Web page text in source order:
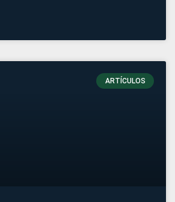
ARTÍCULOS